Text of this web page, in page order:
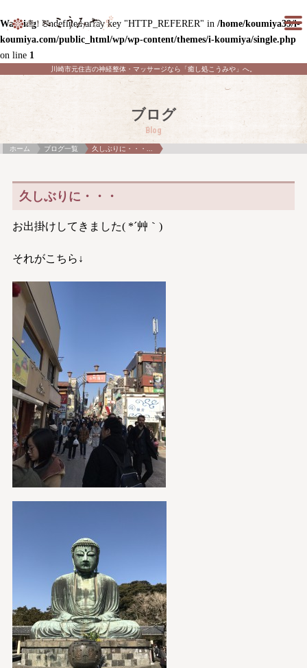
Warning: Undefined array key "HTTP_REFERER" in /home/koumiya39/i-
koumiya.com/public_html/wp/wp-content/themes/i-koumiya/single.php
on line 1
川崎市元住吉の神経整体・マッサージなら「癒し処こうみや」へ。
ブログ
Blog
ホーム ブログ一覧 久しぶりに・・・...
久しぶりに・・・
お出掛けしてきました( *´艸｀)
それがこちら↓